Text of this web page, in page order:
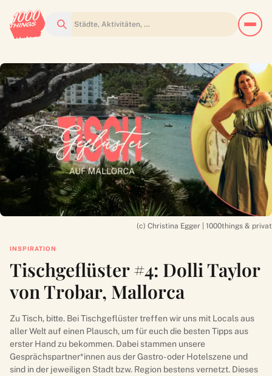
Suchen
(c) Christina Egger | 1000things & privat
INSPIRATION
Tischgeflüster #4: Dolli Taylor
von Trobar, Mallorca
Zu Tisch, bitte. Bei Tischgeflüster treffen wir uns mit Locals aus
aller Welt auf einen Plausch, um für euch die besten Tipps aus
erster Hand zu bekommen. Dabei stammen unsere
Gesprächspartner*innen aus der Gastro- oder Hotelszene und
sind in der jeweiligen Stadt bzw. Region bestens vernetzt. Dieses